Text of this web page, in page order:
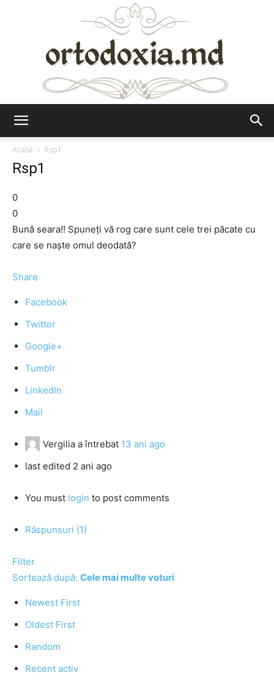
Acasă
Rsp1
Rsp1
0
0
Bună seara!! Spuneți vă rog care sunt cele trei păcate cu
care se naște omul deodată?
Share
Facebook
Twitter
Google+
Tumblr
LinkedIn
Mail
Vergilia a întrebat 13 ani ago
last edited 2 ani ago
You must login to post comments
Răspunsuri (1)
Filter
Sortează după: Cele mai multe voturi
Newest First
Oldest First
Random
Recent activ